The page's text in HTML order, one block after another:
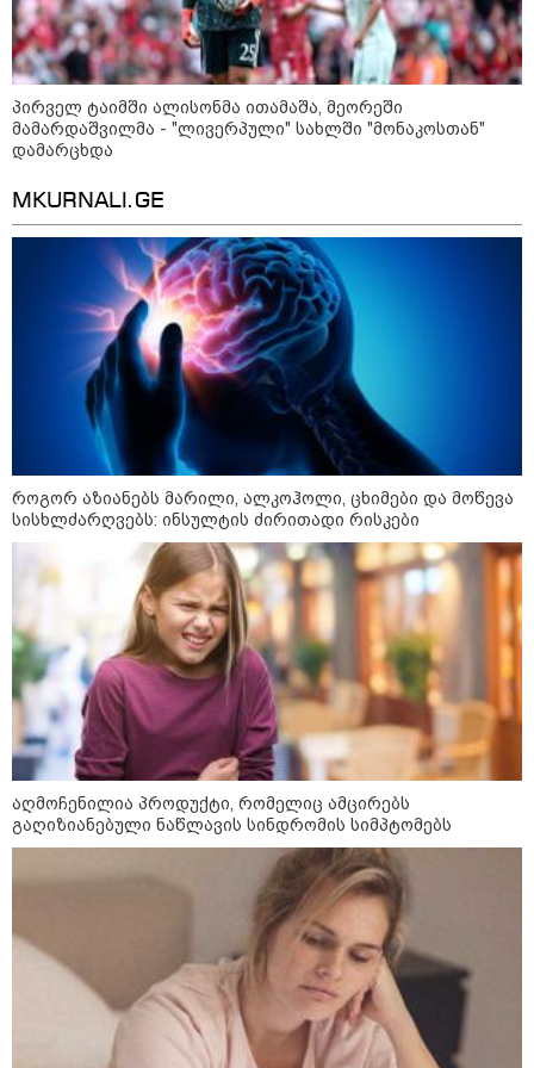
ნამდვილად არ განიარაღდება
ვოლოდიმირ ზელენსკი - ამ
კვირაში გვექნება ახალი
კონტაქტები შუამავლებთან -
უკრაინა ყოველთვის აქტიურია
ეძებენ
"კოალიცია ცვლილებისთვის" 2024
წელს ნიკა მელიას საარჩევნო
კამპანიისას მომხდარ ინციდენტზე
მისივე გარემოცვის წევრების -
ცოტნე მირცხულავასა და
გაბრიელ კობაიძისთვის ბრალის
წაყენებას "აბსურდულს" უწოდებს
11:17 / 08-08-2026
არშემდგარი ქორწინება 15 წლით უფროს
ქართველთან - ალინა კაბაევას
პირველ ტაიმში ალისონმა ითამაშა, მეორეში
მამარდაშვილმა - "ლივერპული" სახლში "მონაკოსთან"
დამარცხდა
MKURNALI.GE
როგორ აზიანებს მარილი, ალკოჰოლი, ცხიმები და მოწევა
სისხლძარღვებს: ინსულტის ძირითადი რისკები
აღმოჩენილია პროდუქტი, რომელიც ამცირებს
გაღიზიანებული ნაწლავის სინდრომის სიმპტომებს